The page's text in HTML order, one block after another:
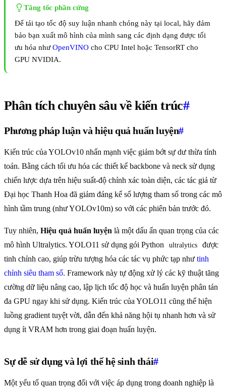
Tăng tốc phần cứng
Để tái tạo tốc độ suy luận nhanh chóng này tại local, hãy đảm
bảo bạn xuất mô hình của mình sang các định dạng được tối
ưu hóa nhưOpenVINO cho CPU Intel hoặc TensorRT cho
GPU NVIDIA.
Phân tích chuyên sâu về kiến trúc#
Phương pháp luận và hiệu quả huấn luyện#
Kiến trúc của YOLOv10 nhấn mạnh việc giảm bớt sự dư thừa tính
toán. Bằng cách tối ưu hóa các thiết kế backbone và neck sử dụng
chiến lược dựa trên hiệu suất-độ chính xác toàn diện, các tác giả từ
Đại học Thanh Hoa đã giảm đáng kể số lượng tham số trong các mô
hình tầm trung (như YOLOv10m) so với các phiên bản trước đó.
Tuy nhiên, Hiệu quả huấn luyện là một dấu ấn quan trọng của các
mô hình Ultralytics. YOLO11 sử dụng gói Python
ultralytics
được
tinh chỉnh cao, giúp trừu tượng hóa các tác vụ phức tạp như tinh
chỉnh siêu tham số. Framework này tự động xử lý các kỹ thuật tăng
cường dữ liệu nâng cao, lập lịch tốc độ học và huấn luyện phân tán
đa GPU ngay khi sử dụng. Kiến trúc của YOLO11 cũng thể hiện
luồng gradient tuyệt vời, dẫn đến khả năng hội tụ nhanh hơn và sử
dụng ít VRAM hơn trong giai đoạn huấn luyện.
Sự dễ sử dụng và lợi thế hệ sinh thái#
Một yếu tố quan trọng đối với việc áp dụng trong doanh nghiệp là